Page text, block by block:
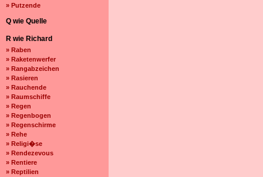
» Putzende
Q wie Quelle
R wie Richard
» Raben
» Raketenwerfer
» Rangabzeichen
» Rasieren
» Rauchende
» Raumschiffe
» Regen
» Regenbogen
» Regenschirme
» Rehe
» Religi�se
» Rendezevous
» Rentiere
» Reptilien